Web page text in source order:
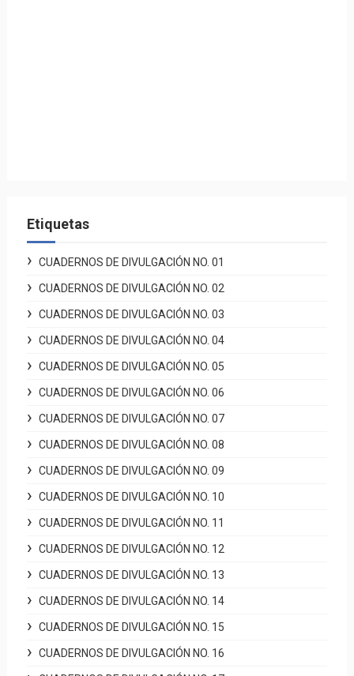
Etiquetas
CUADERNOS DE DIVULGACIÓN NO. 01
CUADERNOS DE DIVULGACIÓN NO. 02
CUADERNOS DE DIVULGACIÓN NO. 03
CUADERNOS DE DIVULGACIÓN NO. 04
CUADERNOS DE DIVULGACIÓN NO. 05
CUADERNOS DE DIVULGACIÓN NO. 06
CUADERNOS DE DIVULGACIÓN NO. 07
CUADERNOS DE DIVULGACIÓN NO. 08
CUADERNOS DE DIVULGACIÓN NO. 09
CUADERNOS DE DIVULGACIÓN NO. 10
CUADERNOS DE DIVULGACIÓN NO. 11
CUADERNOS DE DIVULGACIÓN NO. 12
CUADERNOS DE DIVULGACIÓN NO. 13
CUADERNOS DE DIVULGACIÓN NO. 14
CUADERNOS DE DIVULGACIÓN NO. 15
CUADERNOS DE DIVULGACIÓN NO. 16